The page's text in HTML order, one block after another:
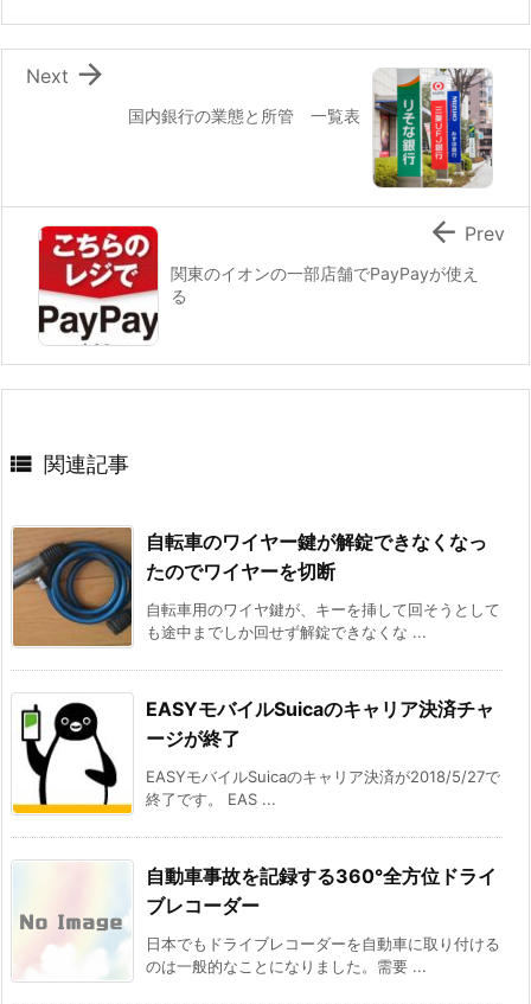
国内銀行の業態と所管 一覧表

Next
関東のイオンの一部店舗でPayPayが使え
る
 Prev
 関連記事
自転車のワイヤー鍵が解錠できなくなっ
たのでワイヤーを切断
自転車用のワイヤ鍵が、キーを挿して回そうとして
も途中までしか回せず解錠できなくな ...
EASYモバイルSuicaのキャリア決済チャ
ージが終了
EASYモバイルSuicaのキャリア決済が2018/5/27で
終了です。 EAS ...
自動車事故を記録する360°全方位ドライ
ブレコーダー
日本でもドライブレコーダーを自動車に取り付ける
のは一般的なことになりました。需要 ...